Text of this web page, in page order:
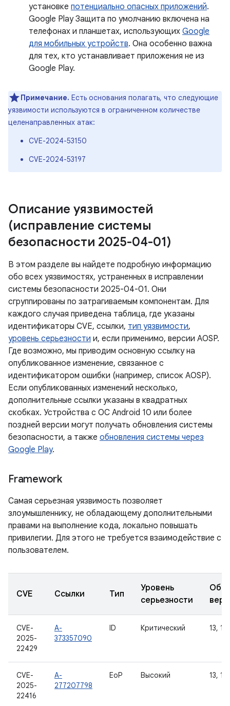
установке потенциально опасных приложений.
Google Play Защита по умолчанию включена на
телефонах и планшетах, использующих Google
для мобильных устройств. Она особенно важна
для тех, кто устанавливает приложения не из
Google Play.
Примечание. Есть основания полагать, что следующие
уязвимости используются в ограниченном количестве
целенаправленных атак:
CVE-2024-53150
CVE-2024-53197
Описание уязвимостей
(исправление системы
безопасности 2025-04-01)
В этом разделе вы найдете подробную информацию
обо всех уязвимостях, устраненных в исправлении
системы безопасности 2025-04-01. Они
сгруппированы по затрагиваемым компонентам. Для
каждого случая приведена таблица, где указаны
идентификаторы CVE, ссылки, тип уязвимости,
уровень серьезности и, если применимо, версии AOSP.
Где возможно, мы приводим основную ссылку на
опубликованное изменение, связанное с
идентификатором ошибки (например, список AOSP).
Если опубликованных изменений несколько,
дополнительные ссылки указаны в квадратных
скобках. Устройства с ОС Android 10 или более
поздней версии могут получать обновления системы
безопасности, а также обновления системы через
Google Play.
Framework
Самая серьезная уязвимость позволяет
злоумышленнику, не обладающему дополнительными
правами на выполнение кода, локально повышать
привилегии. Для этого не требуется взаимодействие с
пользователем.
CVE Ссылки Тип
Уровень
серьезности
CVE-
2025-
22429
A-
373357090
ID Критический 13,
CVE-
2025-
22416
A-
277207798
EoP Высокий 13,